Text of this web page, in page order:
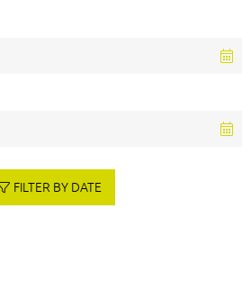
FILTER BY DATE